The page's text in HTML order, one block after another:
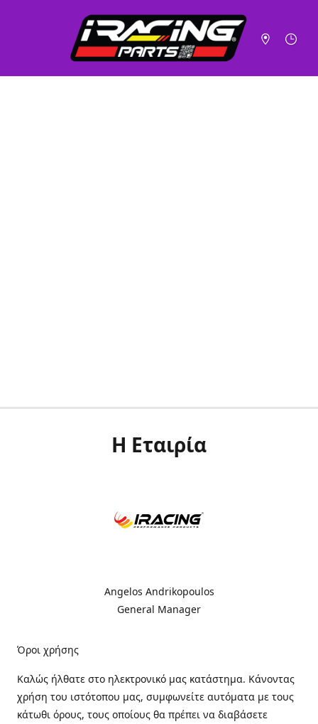
Η Εταιρία
Angelos Andrikopoulos
General Manager
Όροι χρήσης
Καλώς ήλθατε στo ηλεκτρονικό μας κατάστημα. Κάνοντας
χρήση του ιστότοπου μας, συμφωνείτε αυτόματα με τους
κάτωθι όρους, τους οποίους θα πρέπει να διαβάσετε